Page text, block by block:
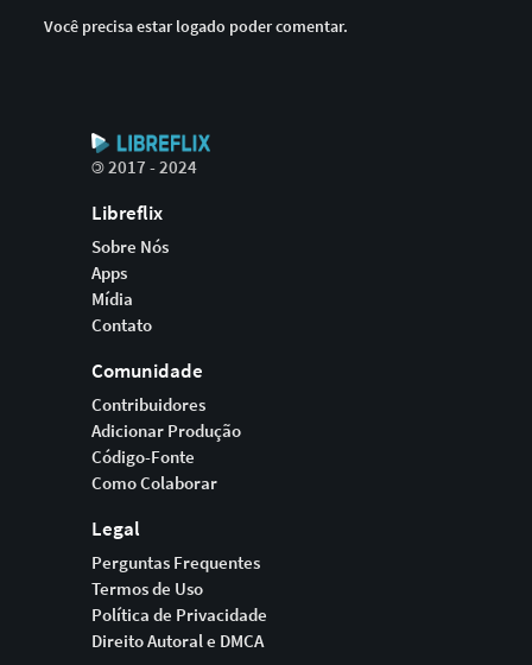
Você precisa estar logado poder comentar.
©2017 - 2024
Libreflix
Sobre Nós
Apps
Mídia
Contato
Comunidade
Contribuidores
Adicionar Produção
Código-Fonte
Como Colaborar
Legal
Perguntas Frequentes
Termos de Uso
Política de Privacidade
Direito Autoral e DMCA